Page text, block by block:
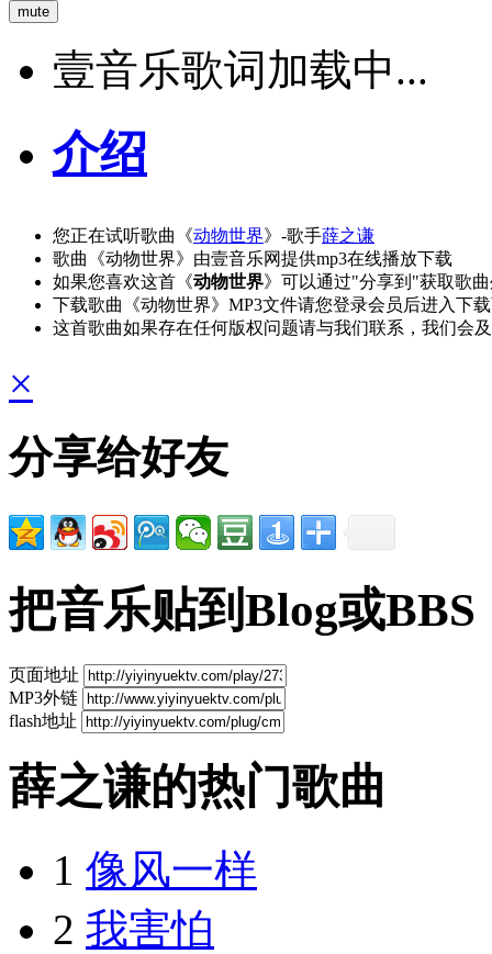
mute
壹音乐歌词加载中...
介绍
您正在试听歌曲《动物世界》-歌手薛之谦
歌曲《动物世界》由壹音乐网提供mp3在线播放下载
如果您喜欢这首《动物世界》可以通过"分享到"获取歌
下载歌曲《动物世界》MP3文件请您登录会员后进入下
这首歌曲如果存在任何版权问题请与我们联系，我们会
×
分享给好友
把音乐贴到Blog或BBS
页面地址
MP3外链
flash地址
薛之谦的热门歌曲
1 像风一样
2 我害怕